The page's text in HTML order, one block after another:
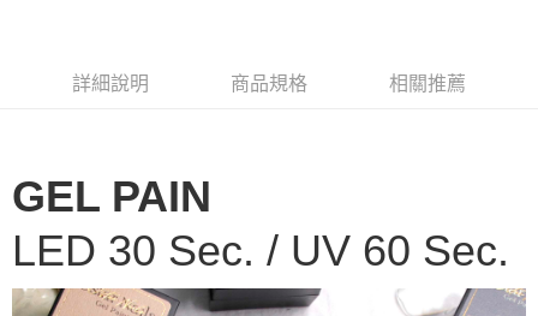
玉山商業銀行
星展（台灣）商業銀行
台新國際商業銀行
中國信託商業銀行
AFTEE先享後付
便利好安心！
２．便利：只要手機號碼，簡訊認證，即可結帳。
３．安心：先確認商品／服務後，再付款。
【「AFTEE先享後付」結帳流程】
運送方式
全家取貨付款
每筆NT$70，滿NT$2,500(含以上)免運費
詳細說明 商品規格 相關推薦
GEL PAIN
LED 30 Sec. / UV 60 Sec.